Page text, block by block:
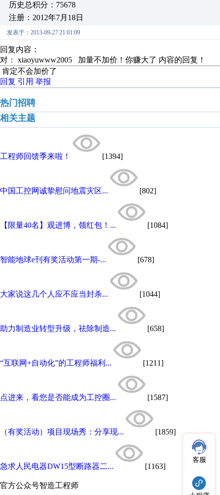
历史总积分：75678
注册：2012年7月18日
发表于：2013-09-27 21:01:09
回复内容：
对： xiaoyuwww2005
加量不加价！你赚大了 内容的回复！
肯定不会加价了
回复 引用 举报
热门招聘
相关主题
工程师回馈季来啦！ [1394]
中国工控网诚挚慰问地震灾区... [802]
【限量40名】观进博，领红包！... [1084]
智能地球e刊有奖活动第一期-... [678]
大家说这几个人应不应当封杀... [1044]
助力制造业转型升级，祛除制造... [658]
“互联网+自动化”的工程师福利... [1211]
点进来，看您是否能成为工控圈... [1587]
（有奖活动）项目现场秀：分享现... [1859]
急求人民电器DW15型断路器二... [1163]
官方公众号智造工程师
客服